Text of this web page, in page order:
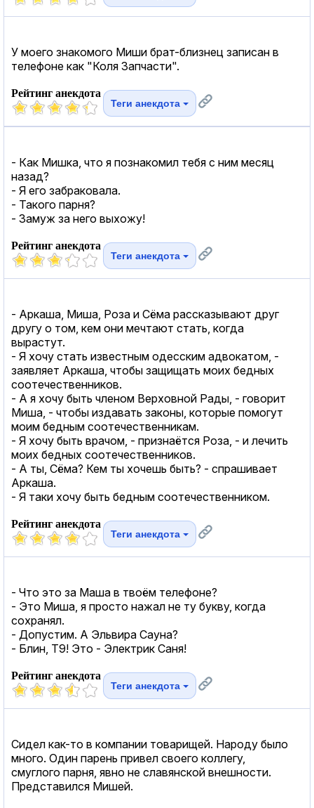
У моего знакомого Миши брат-близнец записан в
телефоне как "Коля Запчасти".
Рейтинг анекдота
Теги анекдота
- Как Мишка, что я познакомил тебя с ним месяц
назад?
- Я его забраковала.
- Такого парня?
- Замуж за него выхожу!
Рейтинг анекдота
Теги анекдота
- Аркаша, Миша, Роза и Сёма рассказывают друг
другу о том, кем они мечтают стать, когда
вырастут.
- Я хочу стать известным одесским адвокатом, -
заявляет Аркаша, чтобы защищать моих бедных
соотечественников.
- А я хочу быть членом Верховной Рады, - говорит
Миша, - чтобы издавать законы, которые помогут
моим бедным соотечественникам.
- Я хочу быть врачом, - признаётся Роза, - и лечить
моих бедных соотечественников.
- А ты, Сёма? Кем ты хочешь быть? - спрашивает
Аркаша.
- Я таки хочу быть бедным соотечественником.
Рейтинг анекдота
Теги анекдота
- Что это за Маша в твоём телефоне?
- Это Миша, я просто нажал не ту букву, когда
сохранял.
- Допустим. А Эльвира Сауна?
- Блин, Т9! Это - Электрик Саня!
Рейтинг анекдота
Теги анекдота
Сидел как-то в компании товарищей. Народу было
много. Один парень привел своего коллегу,
смуглого парня, явно не славянской внешности.
Представился Мишей.